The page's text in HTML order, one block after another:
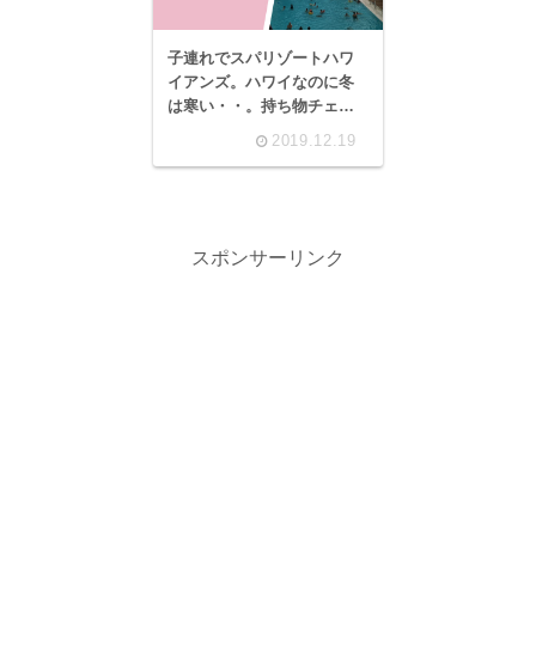
子連れでスパリゾートハワ
イアンズ。ハワイなのに冬
は寒い・・。持ち物チェッ
クリスト、家族での楽しみ
2019.12.19
スポンサーリンク